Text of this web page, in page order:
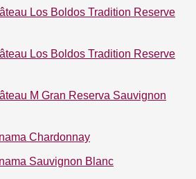
Los Boldos Tradition Reserve
Los Boldos Tradition Reserve
M Gran Reserva Sauvignon
Chardonnay
Sauvignon Blanc